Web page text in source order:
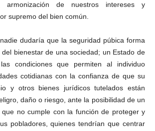
armonización de nuestros intereses y
supremo del bien común.
dudaría que la seguridad púbica forma
bienestar de una sociedad; un Estado de
condiciones que permiten al individuo
cotidianas con la confianza de que su
y otros bienes jurídicos tutelados están
daño o riesgo, ante la posibilidad de un
que no cumple con la función de proteger y
pobladores, quienes tendrían que centrar